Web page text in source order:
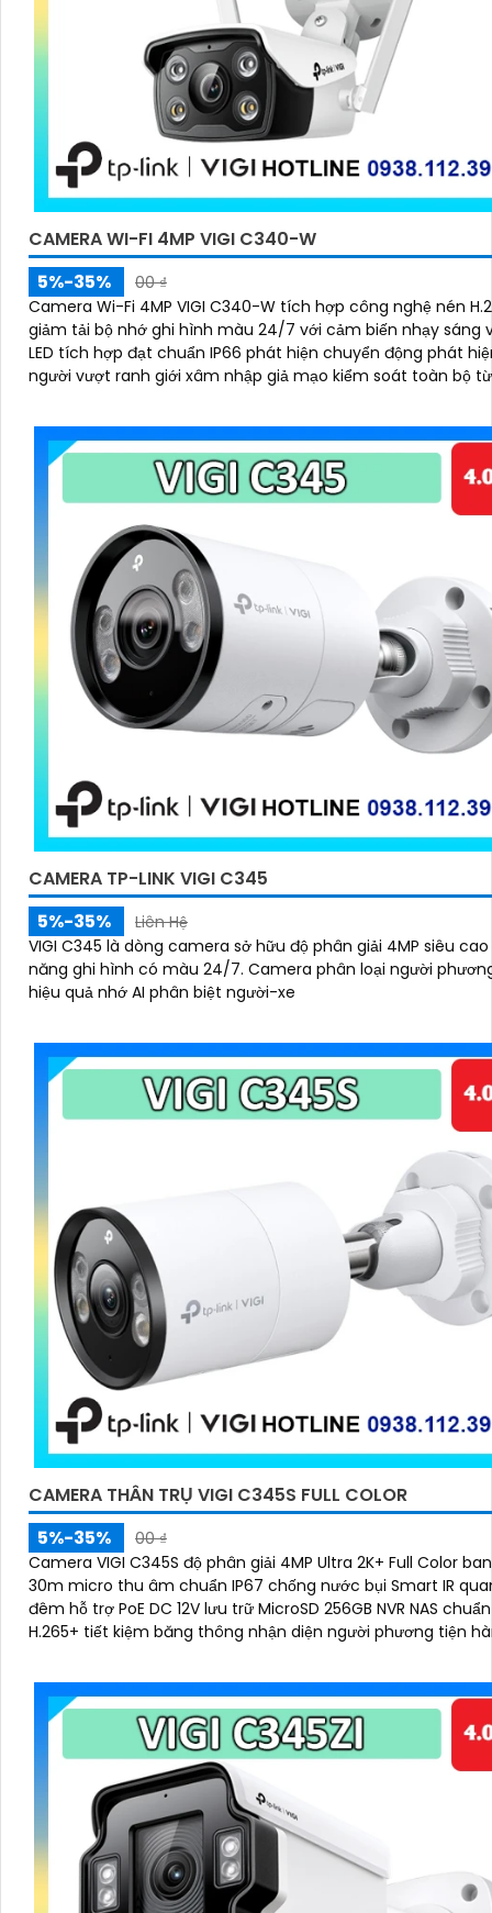
CAMERA WI-FI 4MP VIGI C340-W
5%-35%
00 ₫
Camera Wi-Fi 4MP VIGI C340-W tích hợp công nghệ nén H.265+ giúp
giảm tải bộ nhớ ghi hình màu 24/7 với cảm biến nhạy sáng
LED tích hợp đạt chuẩn IP66 phát hiện chuyển động phát
người vượt ranh giới xâm nhập giả mạo kiểm soát toàn bộ
CAMERA TP-LINK VIGI C345
5%-35%
Liên Hệ
VIGI C345 là dòng camera sở hữu độ phân giải 4MP siêu
năng ghi hình có màu 24/7. Camera phân loại người phương tiện
hiệu quả nhớ AI phân biệt người-xe
CAMERA THÂN TRỤ VIGI C345S FULL COLOR
5%-35%
00 ₫
Camera VIGI C345S độ phân giải 4MP Ultra 2K+ Full Color
30m micro thu âm chuẩn IP67 chống nước bụi Smart IR
đêm hỗ trợ PoE DC 12V lưu trữ MicroSD 256GB NVR NAS
H.265+ tiết kiệm băng thông nhận diện người phương tiện
sắc nét